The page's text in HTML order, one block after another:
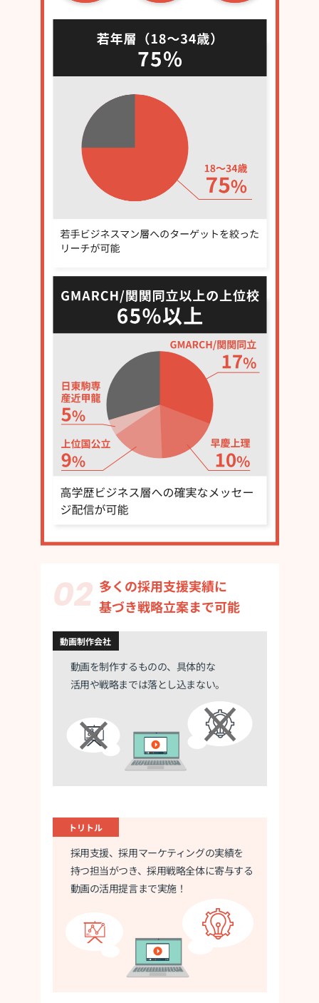
多くの採用支援実績に
基づき戦略立案まで可能
動画制作会社
動画を制作するものの、具体的な
活用や戦略までは落とし込まない。
トリトル
採用支援、採用マーケティングの実績を
持つ担当がつき、採用戦略全体に寄与する
動画の活用提言まで実施！